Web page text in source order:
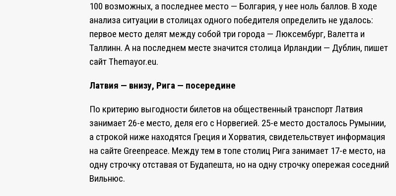
100 возможных, а последнее место — Болгария, у нее ноль баллов. В ходе
анализа ситуации в столицах одного победителя определить не удалось:
первое место делят между собой три города — Люксембург, Валетта и
Таллинн. А на последнем месте значится столица Ирландии — Дублин, пишет
сайт Themayor.eu.
Латвия — внизу, Рига — посередине
По критерию выгодности билетов на общественный транспорт Латвия
занимает 26-е место, деля его с Норвегией. 25-е место досталось Румынии,
а строкой ниже находятся Греция и Хорватия, свидетельствует информация
на сайте Greenpeace. Между тем в топе столиц Рига занимает 17-е место, на
одну строчку отставая от Будапешта, но на одну строчку опережая соседний
Вильнюс.